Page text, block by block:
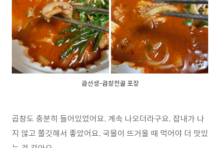
곱선생-곱창전골 포장
곱창도 충분히 들어있었어요. 계속 나오더라구요. 잡내가 나
지 않고 쫄깃해서 좋았어요. 국물이 뜨거울 때 먹어야 더 맛있